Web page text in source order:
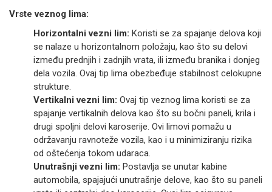
Vrste veznog lima:
Horizontalni vezni lim: Koristi se za spajanje delova koji
se nalaze u horizontalnom položaju, kao što su delovi
između prednjih i zadnjih vrata, ili između branika i donjeg
dela vozila. Ovaj tip lima obezbeđuje stabilnost celokupne
strukture.
Vertikalni vezni lim: Ovaj tip veznog lima koristi se za
spajanje vertikalnih delova kao što su bočni paneli, krila i
drugi spoljni delovi karoserije. Ovi limovi pomažu u
održavanju ravnoteže vozila, kao i u minimiziranju rizika
od oštećenja tokom udaraca.
Unutrašnji vezni lim: Postavlja se unutar kabine
automobila, spajajući unutrašnje delove, kao što su paneli